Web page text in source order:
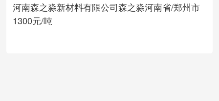
河南森之淼新材料有限公司森之淼河南省/郑州市
1300元/吨